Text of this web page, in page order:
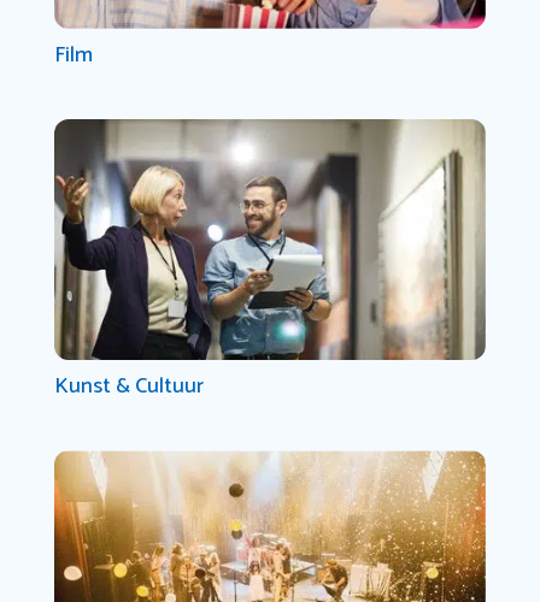
Film
Kunst & Cultuur